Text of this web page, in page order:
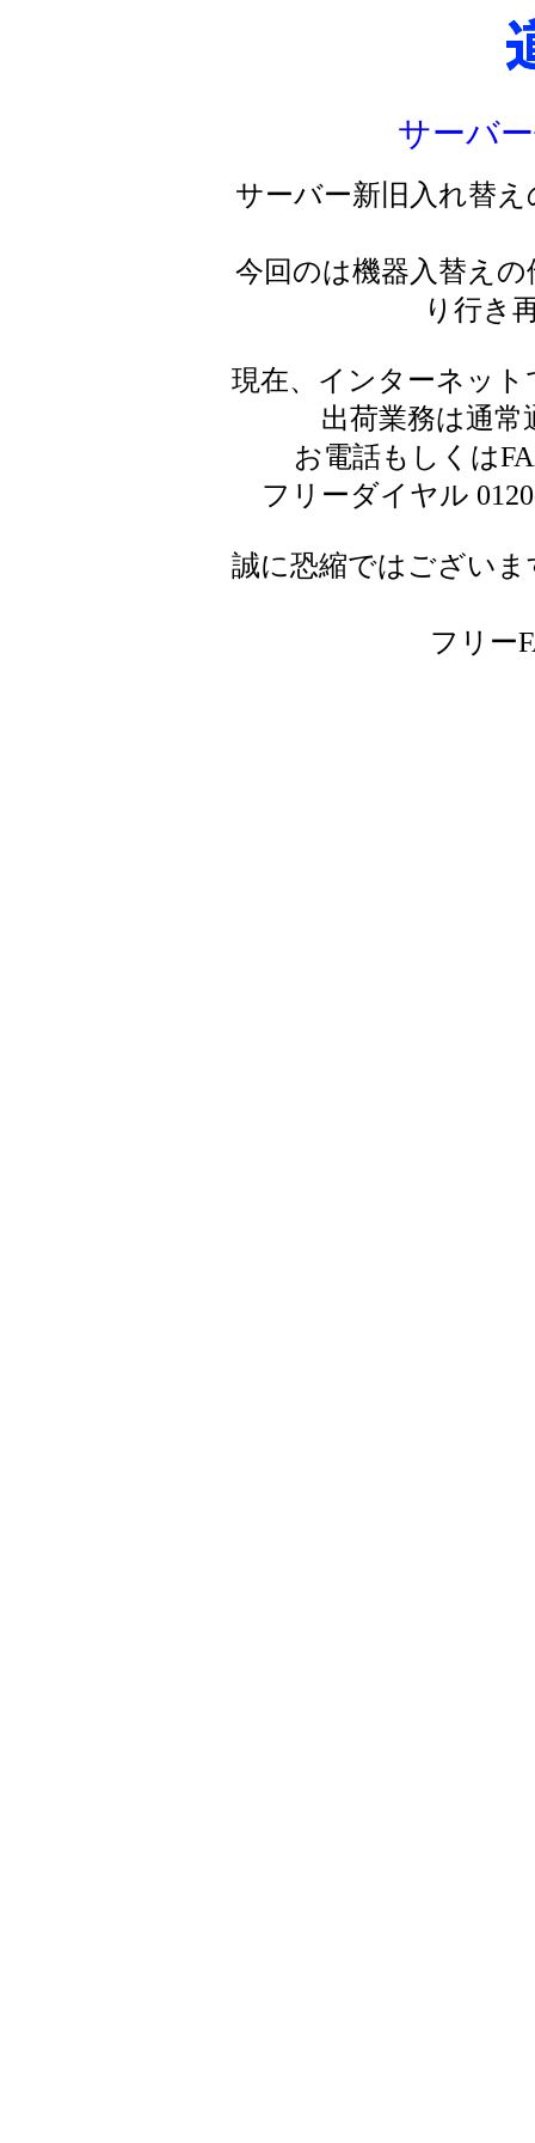
サーバ
サーバー新旧入れ替
今回のは機器入替え
り行き
現在、インターネッ
出荷業務は通
お電話もしくは
フリーダイヤル
誠に恐縮ではござい
フリー